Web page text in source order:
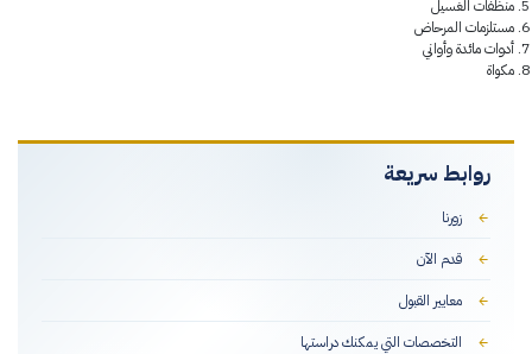
روابط سريعة
زورنا
قدم الآن
معايير القبول
التخصصات التي يمكنك دراستها
منظفات الغسيل
مستلزمات المرحاض
أدوات مائدة وأواني
مكواة